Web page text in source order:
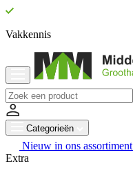
Vakkennis
Categorieën
Nieuw in ons assortiment
Extra